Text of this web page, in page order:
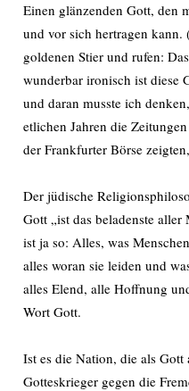
Einen glänzenden Gott, den
und vor sich hertragen kann.
goldenen Stier und rufen:
wunderbar ironisch ist diese
und daran musste ich
etlichen Jahren die
der Frankfurter Börse
Der jüdische
Gott „ist das beladenste
ist ja so: Alles, was
alles woran sie leiden und
alles Elend, alle Hoffnung
Wort Gott.
Ist es die Nation, die als
Gotteskrieger gegen die